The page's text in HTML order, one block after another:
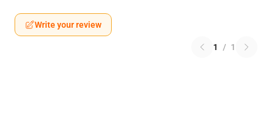
Write your review
1 / 1